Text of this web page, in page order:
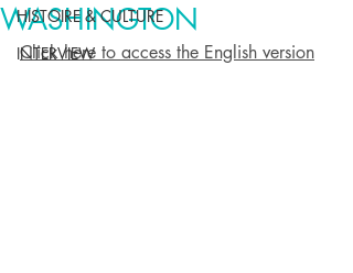
HISTOIRE & CULTURE
INTERVIEW
WASHINGTON
Click here to access the English version